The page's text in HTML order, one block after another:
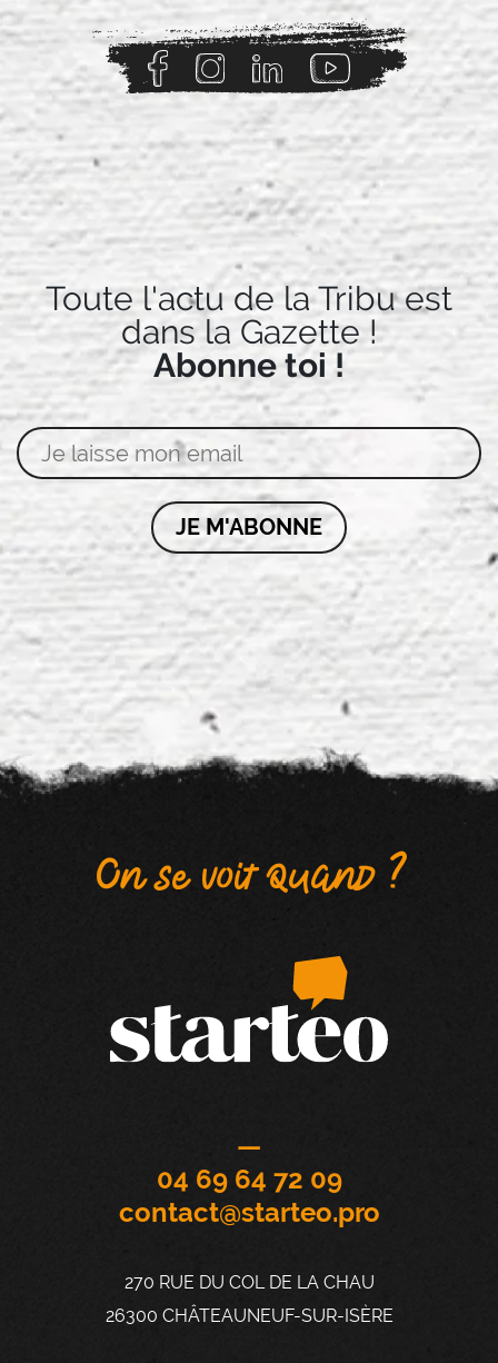
Toute l'actu de la Tribu est
dans la Gazette !
Abonne toi !
On se voit quand ?
—
04 69 64 72 09
contact@starteo.pro
270 RUE DU COL DE LA CHAU
26300 CHÂTEAUNEUF-SUR-ISÈRE